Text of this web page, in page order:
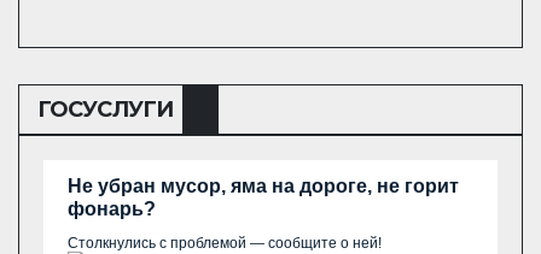
ГОСУСЛУГИ
Не убран мусор, яма на дороге, не горит
фонарь?
Столкнулись с проблемой — сообщите о ней!